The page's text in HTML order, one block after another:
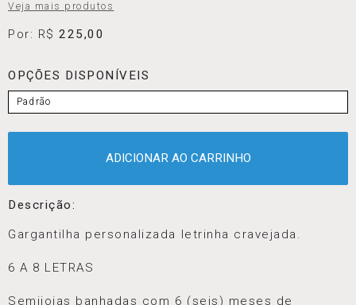
Veja mais produtos
Por: R$225,00
OPÇÕES DISPONÍVEIS
Padrão
ADICIONAR AO CARRINHO
Descrição:
Gargantilha personalizada letrinha cravejada.
6 A 8 LETRAS
Semijoias banhadas com 6 (seis) meses de